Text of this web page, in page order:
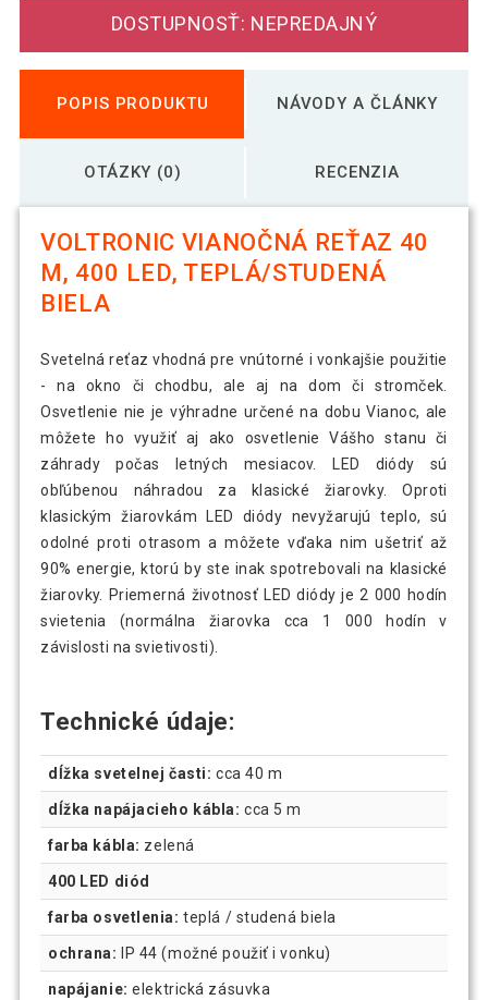
DOSTUPNOSŤ: NEPREDAJNÝ
POPIS PRODUKTU NÁVODY A ČLÁNKY
OTÁZKY (0) RECENZIA
VOLTRONIC VIANOČNÁ REŤAZ 40
M, 400 LED, TEPLÁ/STUDENÁ
BIELA
Svetelná reťaz vhodná pre vnútorné i vonkajšie použitie
- na okno či chodbu, ale aj na dom či stromček.
Osvetlenie nie je výhradne určené na dobu Vianoc, ale
môžete ho využiť aj ako osvetlenie Vášho stanu či
záhrady počas letných mesiacov. LED diódy sú
obľúbenou náhradou za klasické žiarovky. Oproti
klasickým žiarovkám LED diódy nevyžarujú teplo, sú
odolné proti otrasom a môžete vďaka nim ušetriť až
90% energie, ktorú by ste inak spotrebovali na klasické
žiarovky. Priemerná životnosť LED diódy je 2 000 hodín
svietenia (normálna žiarovka cca 1 000 hodín v
závislosti na svietivosti).
Technické údaje:
dĺžka svetelnej časti: cca 40 m
dĺžka napájacieho kábla: cca 5 m
farba kábla: zelená
400 LED diód
farba osvetlenia: teplá / studená biela
ochrana: IP 44 (možné použiť i vonku)
napájanie: elektrická zásuvka